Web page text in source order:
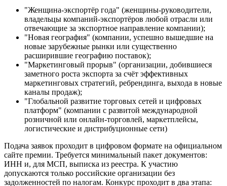
"Женщина-экспортёр года" (женщины-руководители,
владельцы компаний-экспортёров любой отрасли или
отвечающие за экспортное направление компании);
"Новая география" (компании, успешно вышедшие на
новые зарубежные рынки или существенно
расширившие географию поставок);
"Маркетинговый прорыв" (организации, добившиеся
заметного роста экспорта за счёт эффективных
маркетинговых стратегий, ребрендинга, выхода в новые
каналы продаж);
"Глобальной развитие торговых сетей и цифровых
платформ" (компании с развитой международной
розничной или онлайн-торговлей, маркетплейсы,
логистические и дистрибуционные сети)
Подача заявок проходит в цифровом формате на официальном
сайте премии. Требуется минимальный пакет документов:
ИНН и, для МСП, выписка из реестра. К участию
допускаются только российские организации без
задолженностей по налогам. Конкурс проходит в два этапа: